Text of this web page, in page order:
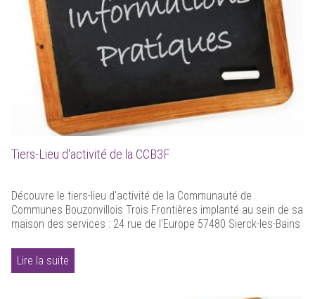
Tiers-Lieu d'activité de la CCB3F
Découvre le tiers-lieu d'activité de la Communauté de
Communes Bouzonvillois Trois Frontières implanté au sein de sa
maison des services : 24 rue de l'Europe 57480 Sierck-les-Bains
Lire la suite